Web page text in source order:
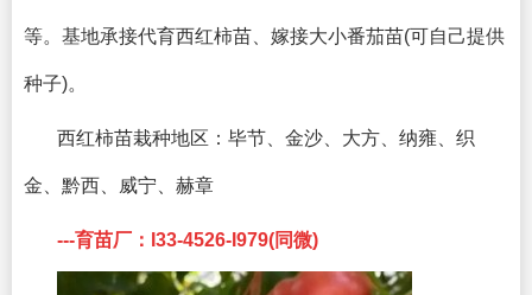
等。基地承接代育西红柿苗、嫁接大小番茄苗(可自己提供
种子)。
西红柿苗栽种地区： 毕节、金沙、大方、纳雍、织
金、黔西、威宁、赫章
---育苗厂：I33-4526-I979(同微)